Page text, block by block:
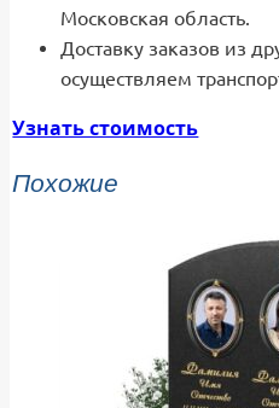
Московская область.
Доставку заказов из
осуществляем
Узнать стоимость
Похожие